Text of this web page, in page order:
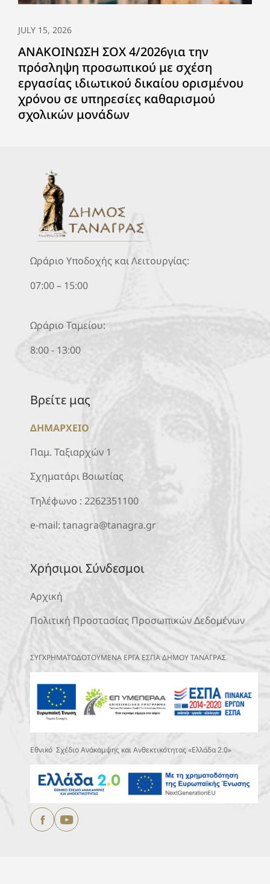
JULY 15, 2026
ΑΝΑΚΟΙΝΩΣΗ ΣΟΧ 4/2026για την
πρόσληψη προσωπικού με σχέση
εργασίας ιδιωτικού δικαίου ορισμένου
χρόνου σε υπηρεσίες καθαρισμού
σχολικών μονάδων
Ωράριο Υποδοχής και Λειτουργίας:
07:00 – 15:00
Ωράριο Ταμείου:
8:00 - 13:00
Βρείτε μας
ΔΗΜΑΡΧΕΙΟ
Παμ. Ταξιαρχών 1
Σχηματάρι Βοιωτίας
Τηλέφωνο : 2262351100
e-mail: tanagra@tanagra.gr
Χρήσιμοι Σύνδεσμοι
Αρχική
Πολιτική Προστασίας Προσωπικών Δεδομένων
ΣΥΓΧΡΗΜΑΤΟΔΟΤΟΥΜΕΝΑ ΕΡΓΑ ΕΣΠΑ ΔΗΜΟΥ ΤΑΝΑΓΡΑΣ
Εθνικό Σχέδιο Ανάκαμψης και Ανθεκτικότητας «Ελλάδα 2.0»